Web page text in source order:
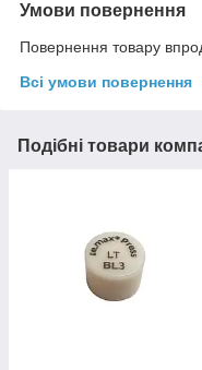
Умови повернення
Повернення товару
Всі умови повернення
Подібні товари